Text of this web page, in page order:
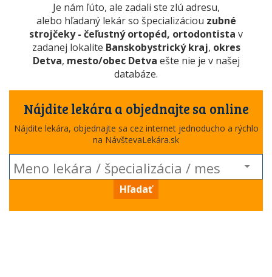
Je nám ľúto, ale zadali ste zlú adresu,
alebo hľadaný lekár so špecializáciou zubné
strojčeky - čeľustný ortopéd, ortodontista v
zadanej lokalite Banskobystrický kraj, okres
Detva, mesto/obec Detva ešte nie je v našej
databáze.
Nájdite lekára a objednajte sa online
Nájdite lekára, objednajte sa cez internet jednoducho a rýchlo
na NávštevaLekára.sk
Hľadať